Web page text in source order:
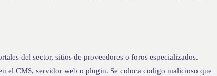
del sector, sitios de proveedores o foros especializados.
el CMS, servidor web o plugin. Se coloca codigo malicioso que